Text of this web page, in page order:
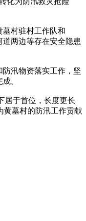
村驻村工作队和
两边等存在安全隐患
汛物资落实工作，坚
。
居于首位，长度更长
黄墓村的防汛工作贡献